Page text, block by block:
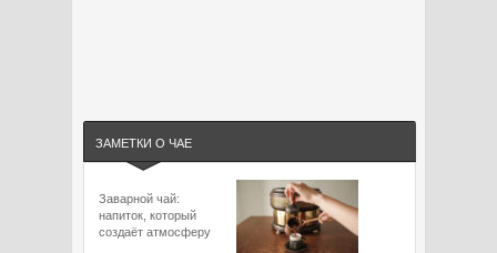
ЗАМЕТКИ О ЧАЕ
Заварной чай:
напиток, который
создаёт атмосферу